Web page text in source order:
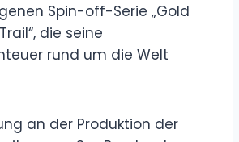
Spin-off-Serie „Gold
die seine
rund um die Welt
an der Produktion der